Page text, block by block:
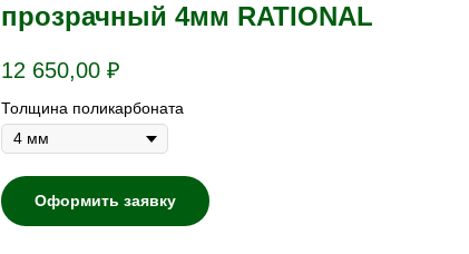
прозрачный 4мм RATIONAL
12 650,00 ₽
Толщина поликарбоната
Оформить заявку